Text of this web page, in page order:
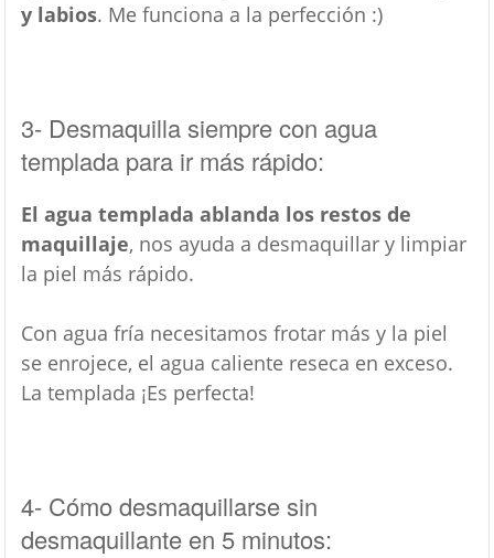
y labios. Me funciona a la perfección :)
3- Desmaquilla siempre con agua
templada para ir más rápido:
El agua templada ablanda los restos de
maquillaje, nos ayuda a desmaquillar y limpiar
la piel más rápido.
Con agua fría necesitamos frotar más y la piel
se enrojece, el agua caliente reseca en exceso.
La templada ¡Es perfecta!
4- Cómo desmaquillarse sin
desmaquillante en 5 minutos: